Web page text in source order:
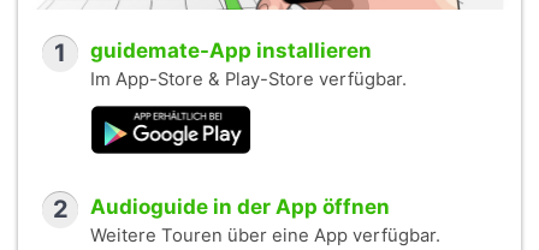
1 guidemate-App installieren
Im App-Store & Play-Store verfügbar.
2 Audioguide in der App öffnen
Weitere Touren über eine App verfügbar.